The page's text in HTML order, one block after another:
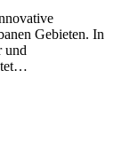
Gebieten. In
und